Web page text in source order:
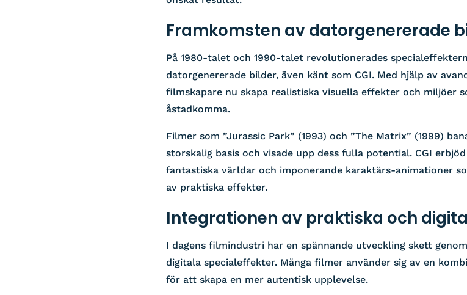
Framkomsten av datorgenererade
På 1980-talet och 1990-talet revolutionerades
datorgenererade bilder, även känt som CGI. Med hjälp av
filmskapare nu skapa realistiska visuella effekter och miljöer
åstadkomma.
Filmer som ”Jurassic Park” (1993) och ”The Matrix” (1999)
storskalig basis och visade upp dess fulla potential. CGI
fantastiska världar och imponerande karaktärs-animationer
av praktiska effekter.
Integrationen av praktiska och
I dagens filmindustri har en spännande utveckling skett
digitala specialeffekter. Många filmer använder sig av en
för att skapa en mer autentisk upplevelse.